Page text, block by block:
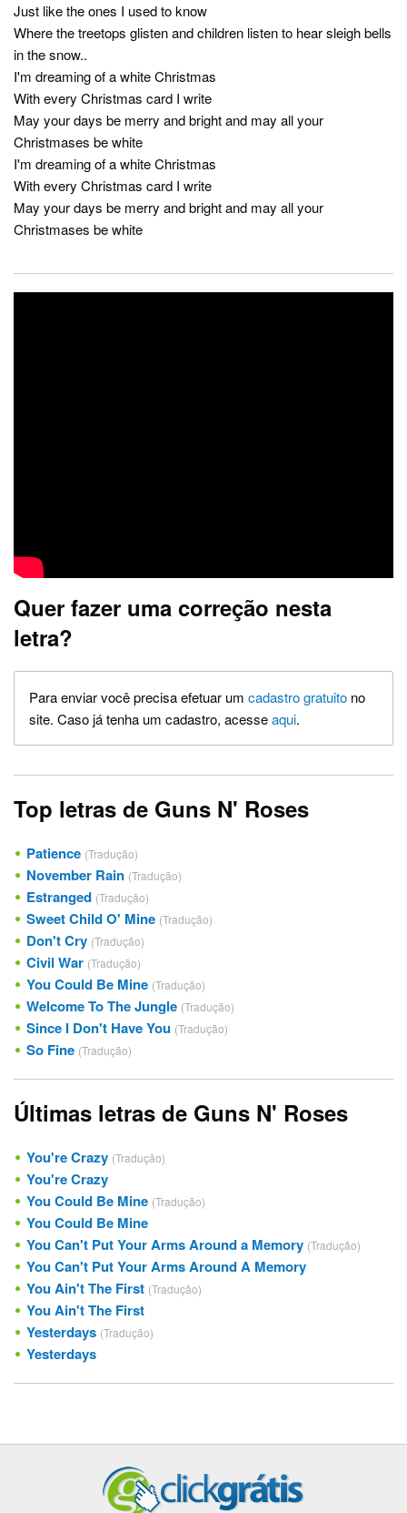
Just like the ones I used to know
Where the treetops glisten and children listen to hear sleigh bells
in the snow..
I'm dreaming of a white Christmas
With every Christmas card I write
May your days be merry and bright and may all your
Christmases be white
I'm dreaming of a white Christmas
With every Christmas card I write
May your days be merry and bright and may all your
Christmases be white
Quer fazer uma correção nesta
letra?
Para enviar você precisa efetuar um cadastro gratuito no
site. Caso já tenha um cadastro, acesseaqui.
Top letras de Guns N' Roses
Patience (Tradução)
November Rain (Tradução)
Estranged (Tradução)
Sweet Child O' Mine (Tradução)
Don't Cry (Tradução)
Civil War (Tradução)
You Could Be Mine (Tradução)
Welcome To The Jungle (Tradução)
Since I Don't Have You (Tradução)
So Fine (Tradução)
Últimas letras de Guns N' Roses
You're Crazy (Tradução)
You're Crazy
You Could Be Mine (Tradução)
You Could Be Mine
You Can't Put Your Arms Around a Memory (Tradução)
You Can't Put Your Arms Around A Memory
You Ain't The First (Tradução)
You Ain't The First
Yesterdays (Tradução)
Yesterdays